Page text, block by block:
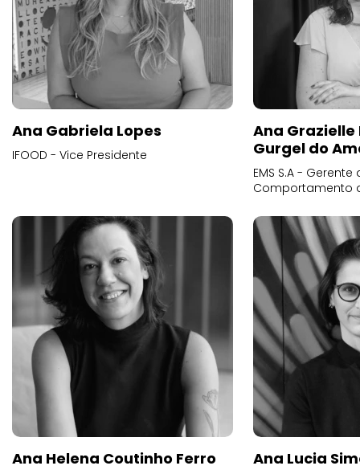
Ana Gabriela Lopes
IFOOD - Vice Presidente
Ana
Gurgel do
EMS S.A -
Comportamento
Ana Helena Coutinho Ferro Ana Lucia